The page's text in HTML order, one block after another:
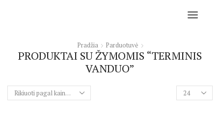
Pradžia Parduotuvė
PRODUKTAI SU ŽYMOMIS “TERMINIS
VANDUO”